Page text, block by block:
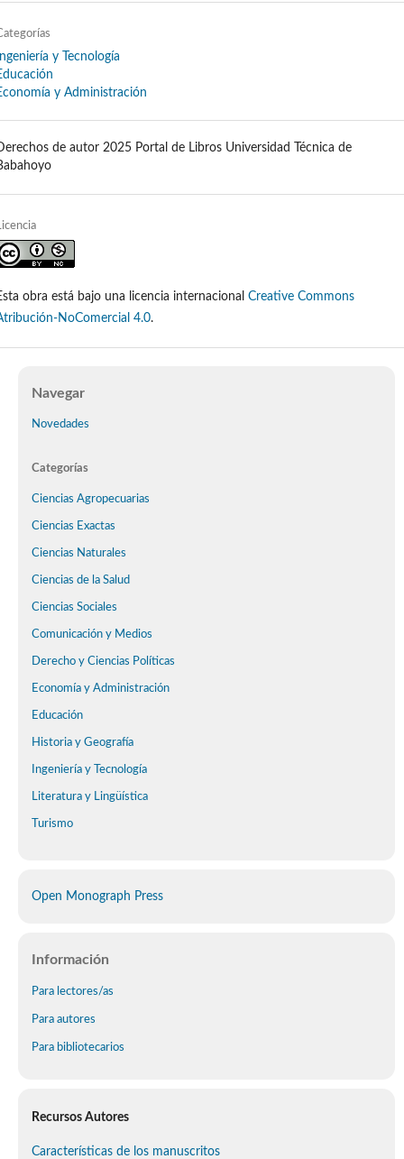
y Tecnología
y Administración
de autor 2025 Portal de Libros Universidad Técnica de
obra está bajo una licencia internacional Creative Commons
NoComercial 4.0.
Navegar
Novedades
Categorías
Ciencias Agropecuarias
Ciencias Exactas
Ciencias Naturales
Ciencias de la Salud
Ciencias Sociales
Comunicación y Medios
Derecho y Ciencias Políticas
Economía y Administración
Educación
Historia y Geografía
Ingeniería y Tecnología
Literatura y Lingüística
Turismo
Open Monograph Press
Información
Para lectores/as
Para autores
Para bibliotecarios
Recursos Autores
Características de los manuscritos